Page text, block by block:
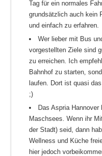
Tag für ein normales
grundsätzlich auch kein
und einfach zu erfahren.
Wer lieber mit Bus
vorgestellten Ziele sind
zu erreichen. Ich
Bahnhof zu starten,
laufen. Dort ist quasi
;)
Das Aspria
Maschsees. Wenn ihr
der Stadt) seid, dann
Wellness und Küche
hier jedoch